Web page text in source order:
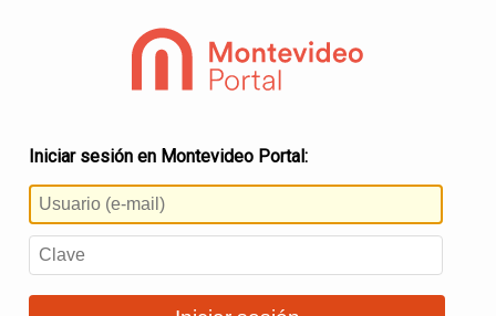
Iniciar sesión en Montevideo Portal: